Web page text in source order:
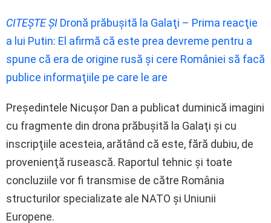
CITEȘTE ȘI Dronă prăbuşită la Galaţi – Prima reacţie
a lui Putin: El afirmă că este prea devreme pentru a
spune că era de origine rusă şi cere României să facă
publice informaţiile pe care le are
Preşedintele Nicuşor Dan a publicat duminică imagini
cu fragmente din drona prăbuşită la Galaţi şi cu
inscripţiile acesteia, arătând că este, fără dubiu, de
provenienţă rusească. Raportul tehnic şi toate
concluziile vor fi transmise de către România
structurilor specializate ale NATO şi Uniunii
Europene.